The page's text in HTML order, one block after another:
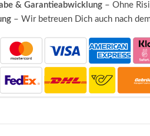
& Garantieabwicklung– Ohne
– Wir betreuen Dich auch nach